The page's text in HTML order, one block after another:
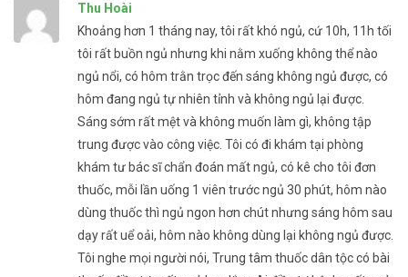
Thu Hoài
Khoảng hơn 1 tháng nay, tôi rất khó ngủ, cứ 10h, 11h tối
tôi rất buồn ngủ nhưng khi nằm xuống không thể nào
ngủ nổi, có hôm trằn trọc đến sáng không ngủ được, có
hôm đang ngủ tự nhiên tỉnh và không ngủ lại được.
Sáng sớm rất mệt và không muốn làm gì, không tập
trung được vào công việc. Tôi có đi khám tại phòng
khám tư bác sĩ chẩn đoán mất ngủ, có kê cho tôi đơn
thuốc, mỗi lần uống 1 viên trước ngủ 30 phút, hôm nào
dùng thuốc thì ngủ ngon hơn chút nhưng sáng hôm sau
dạy rất uể oải, hôm nào không dùng lại không ngủ được.
Tôi nghe mọi người nói, Trung tâm thuốc dân tộc có bài